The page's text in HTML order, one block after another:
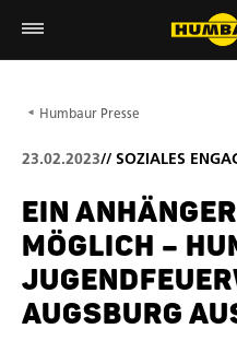
Humbaur Presse
23.02.2023// SOZIALES
EIN
MÖGLICH –
AUGSBURG